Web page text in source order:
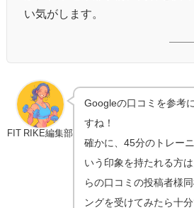
い気がします。
FIT RIKE編集部
Googleの口コミを参考
すね！
確かに、45分のトレー
いう印象を持たれる方
らの口コミの投稿者様
ングを受けてみたら十